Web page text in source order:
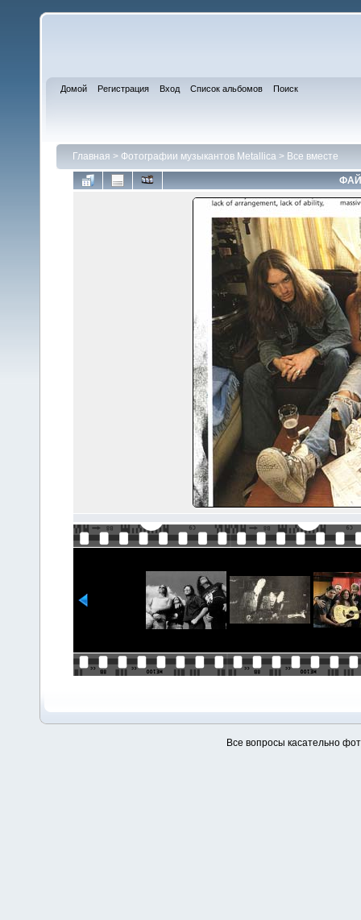
Домой Регистрация Вход Список альбомов Поиск
Главная > Фотографии музыкантов Metallica > Все вместе
Все вопросы касательно